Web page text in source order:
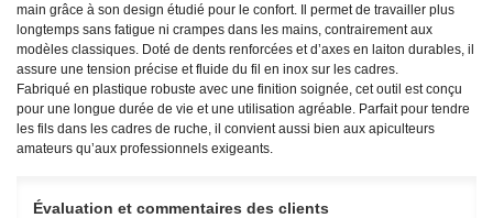
main grâce à son design étudié pour le confort. Il permet de travailler plus
longtemps sans fatigue ni crampes dans les mains, contrairement aux
modèles classiques. Doté de dents renforcées et d’axes en laiton durables, il
assure une tension précise et fluide du fil en inox sur les cadres.
Fabriqué en plastique robuste avec une finition soignée, cet outil est conçu
pour une longue durée de vie et une utilisation agréable. Parfait pour tendre
les fils dans les cadres de ruche, il convient aussi bien aux apiculteurs
amateurs qu’aux professionnels exigeants.
Évaluation et commentaires des clients